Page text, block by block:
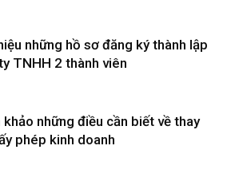
những hồ sơ đăng ký thành lập
TNHH 2 thành viên
khảo những điều cần biết về thay
phép kinh doanh